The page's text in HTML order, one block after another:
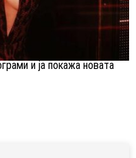
и ја покажа новата